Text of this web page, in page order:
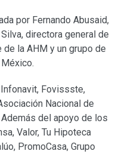
por Fernando Abusaid,
directora general de
la AHM y un grupo de
Fovissste,
Nacional de
del apoyo de los
Valor, Tu Hipoteca
PromoCasa, Grupo